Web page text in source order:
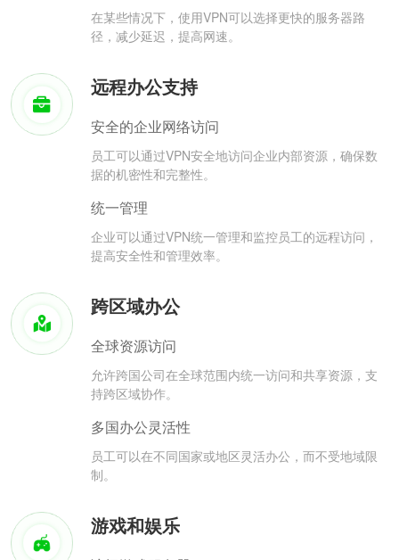
在某些情况下，使用VPN可以选择更快的服务器路
径，减少延迟，提高网速。
远程办公支持
安全的企业网络访问
员工可以通过VPN安全地访问企业内部资源，确保数
据的机密性和完整性。
统一管理
企业可以通过VPN统一管理和监控员工的远程访问，
提高安全性和管理效率。
跨区域办公
全球资源访问
允许跨国公司在全球范围内统一访问和共享资源，支
持跨区域协作。
多国办公灵活性
员工可以在不同国家或地区灵活办公，而不受地域限
制。
游戏和娱乐